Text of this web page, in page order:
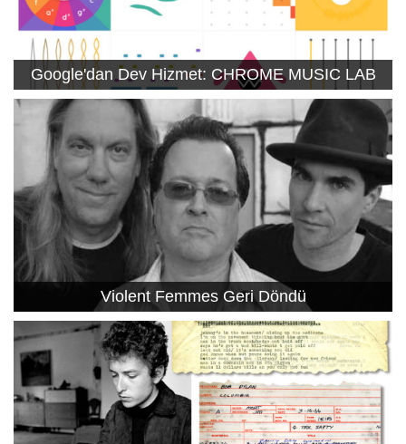
Google'dan Dev Hizmet: CHROME MUSIC LAB
Violent Femmes Geri Döndü